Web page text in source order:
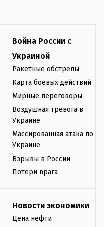
Война России с
Украиной
Ракетные обстрелы
Карта боевых действий
Мирные переговоры
Воздушная тревога в
Украине
Массированная атака по
Украине
Взрывы в России
Потери врага
Новости экономики
Цена нефти